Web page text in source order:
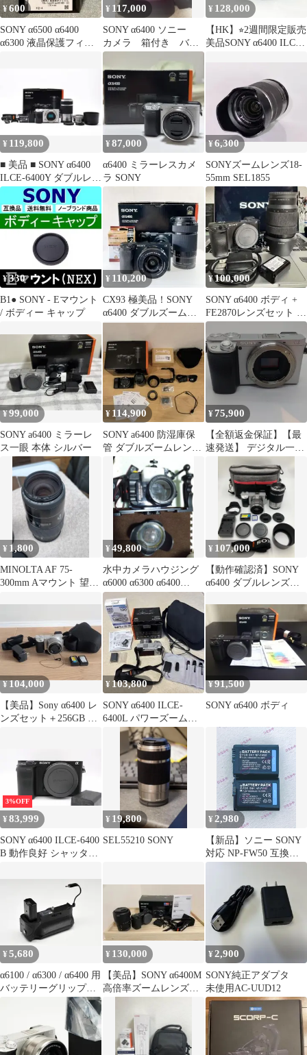
¥600
SONY α6500 α6400
α6300 液晶保護フィル
¥ 117,000
SONY α6400 ソニー
カメラ 箱付き バッ
ク付き
¥ 128,000
【HK】⭐︎2週間限定販売
美品SONY α6400 ILCE-
¥ 119,800
■ 美品 ■ SONY α6400
ILCE-6400Y ダブルレン
ズ《元箱付》
¥87,000
α6400 ミラーレスカメ
ラ SONY
¥6,300
SONYズームレンズ18-
55mm SEL1855
¥330
B1● SONY - Eマウント
/ ボディー キャップ
¥ 110,200
CX93 極美品！SONY
α6400 ダブルズームレ
ンズキットミラーレス
一眼
¥100,000
SONY α6400 ボディ +
FE2870レンズセット 動
作確認済み
¥99,000
SONY a6400 ミラーレ
ス一眼 本体 シルバー
¥ 114,900
SONY a6400 防湿庫保
管 ダブルズームレンズ
キット
¥ 75,900
【全額返金保証】【最
速発送】 デジタル一眼
α6400 ILCE-6400 ボデ
ィ [シルバー] 海外モデ
ル 美品 動作確認済
¥ 1,800
MINOLTA AF 75-
300mm Aマウント 望遠
¥49,800
水中カメラハウジング
α6000 α6300 α6400
α6500用
¥ 107,000
【動作確認済】SONY
α6400 ダブルレンズキ
¥104,000
【美品】Sony α6400 レ
ンズセット＋256GB SD
¥ 103,800
SONY α6400 ILCE-
6400L パワーズームレ
ンズキット シルバー
¥91,500
SONY α6400 ボディ
3%OFF
¥83,999
SONY α6400 ILCE‑6400
B 動作良好 シャッター
¥ 19,800
SEL55210 SONY
¥ 2,980
【新品】ソニー SONY
対応 NP-FW50 互換バ
ック 充電電池 充電式電
池 残量表示 純正充電器
対応 7.2V 1850mAh お
得な２個セット
¥5,680
α6100 / α6300 / α6400 用
バッテリーグリップ
¥ 130,000
【美品】SONY α6400M
高倍率ズームレンズキ
¥2,900
SONY純正アダプタ
未使用AC-UUD12